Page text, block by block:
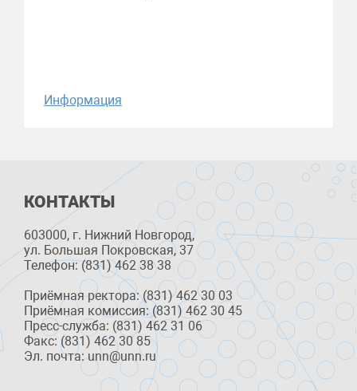
Информация
КОНТАКТЫ
603000, г. Нижний Новгород,
ул. Большая Покровская, 37
Телефон: (831) 462 38 38
Приёмная ректора: (831) 462 30 03
Приёмная комиссия: (831) 462 30 45
Пресс-служба: (831) 462 31 06
Факс: (831) 462 30 85
Эл. почта: unn@unn.ru